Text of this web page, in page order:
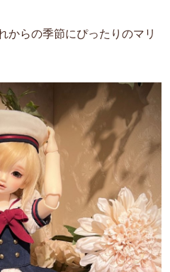
からの季節にぴったりのマリ